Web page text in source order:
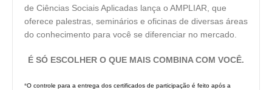
de Ciências Sociais Aplicadas lança o AMPLIAR, que
oferece palestras, seminários e oficinas de diversas áreas
do conhecimento para você se diferenciar no mercado.
É SÓ ESCOLHER O QUE MAIS COMBINA COM VOCÊ.
*O controle para a entrega dos certificados de participação é feito após a